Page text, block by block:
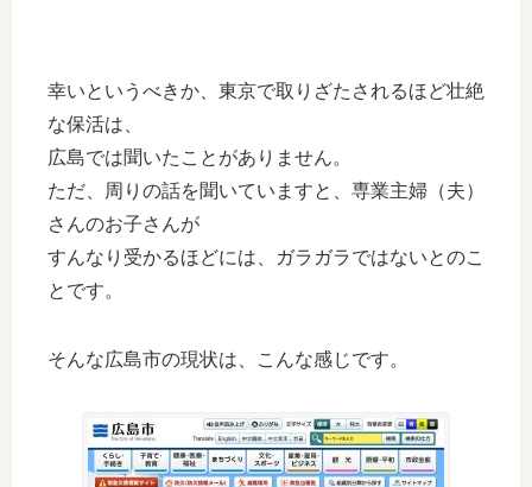
幸いというべきか、東京で取りざたされるほど壮絶
な保活は、
広島では聞いたことがありません。
ただ、周りの話を聞いていますと、専業主婦（夫）
さんのお子さんが
すんなり受かるほどには、ガラガラではないとのこ
とです。
そんな広島市の現状は、こんな感じです。